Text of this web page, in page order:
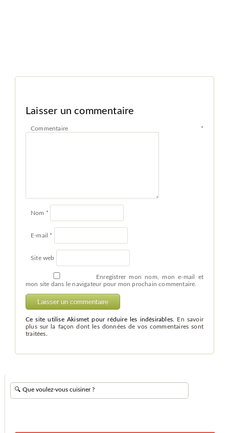
Laisser un commentaire
Commentaire *
Nom *
E-mail *
Site web
Enregistrer mon nom, mon e-mail et
mon site dans le navigateur pour mon prochain commentaire.
Ce site utilise Akismet pour réduire les indésirables. En savoir
plus sur la façon dont les données de vos commentaires sont
traitées.